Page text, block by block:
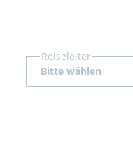
Reiseleiter
Bitte wählen